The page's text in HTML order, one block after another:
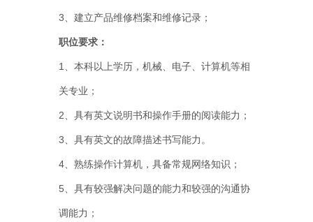
3、建立产品维修档案和维修记录；
职位要求：
1、本科以上学历，机械、电子、计算机等相
关专业；
2、具有英文说明书和操作手册的阅读能力；
3、具有英文的故障描述书写能力。
4、熟练操作计算机，具备常规网络知识；
5、具有较强解决问题的能力和较强的沟通协
调能力；